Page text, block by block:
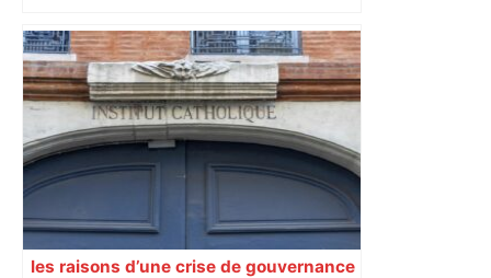
Top 14 : Cette petite phrase prononcée
par Baptiste Couilloud a bien motivé les
Toulousains – Actu.fr
les raisons d’une crise de gouvernance